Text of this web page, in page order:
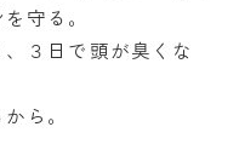
守る。
３日で頭が臭くな
ら。